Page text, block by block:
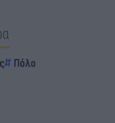
Πόλο